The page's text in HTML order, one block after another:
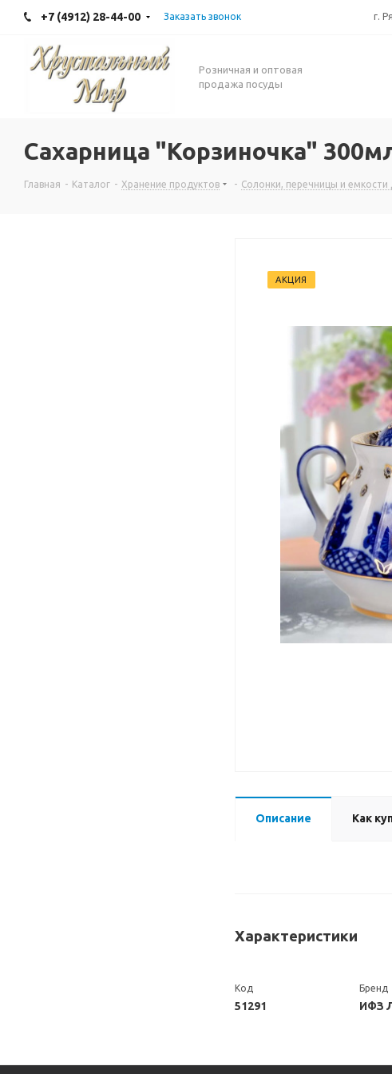
+7 (4912) 28-44-00 Заказать звонок г.
Розничная и оптовая
продажа посуды
Сахарница "Корзиночка"
Главная - Каталог - Хранение продуктов - Солонки, перечницы и емкости
АКЦИЯ
Описание Как
Характеристики
Код
51291
Бренд
ИФЗ